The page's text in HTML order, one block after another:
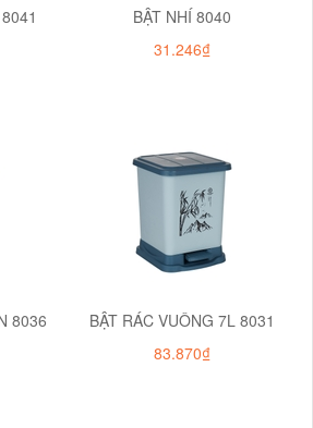
BẬT NHÍ 8040
31.246₫
8036
BẬT RÁC VUÔNG 7L 8031
83.870₫